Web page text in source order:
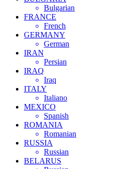
Bulgarian
FRANCE
French
GERMANY
German
IRAN
Persian
IRAQ
Iraq
ITALY
Italiano
MEXICO
Spanish
ROMANIA
Romanian
RUSSIA
Russian
BELARUS